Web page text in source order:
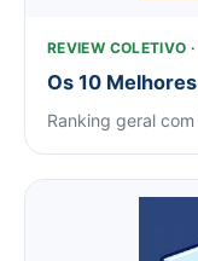
REVIEW COLETIVO
Os 10
Ranking geral